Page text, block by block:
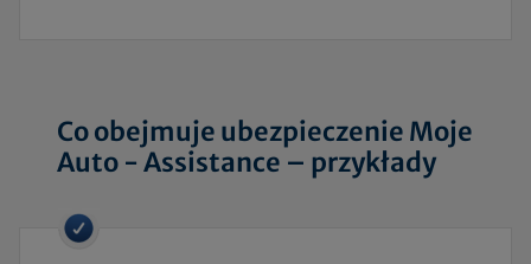
Co obejmuje ubezpieczenie Moje
Auto - Assistance – przykłady